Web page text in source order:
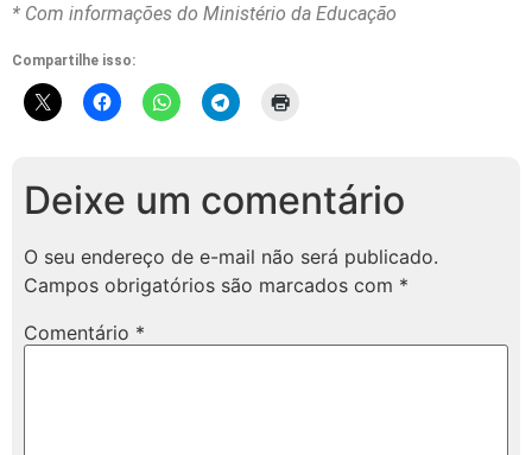
* Com informações do Ministério da Educação
Compartilhe isso:
Deixe um comentário
O seu endereço de e-mail não será publicado.
Campos obrigatórios são marcados com *
Comentário *